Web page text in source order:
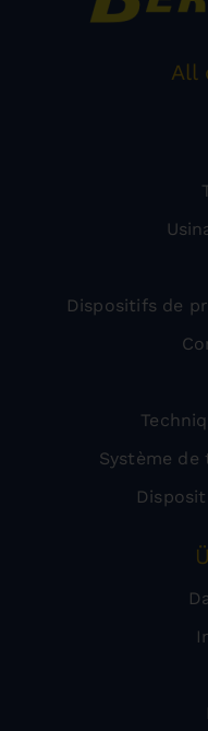
All
Dispositifs de
Système